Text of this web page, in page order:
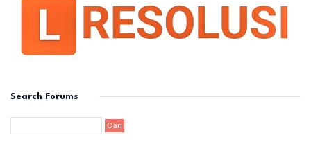
Search Forums